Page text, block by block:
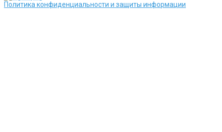
Политика конфиденциальности и защиты информации